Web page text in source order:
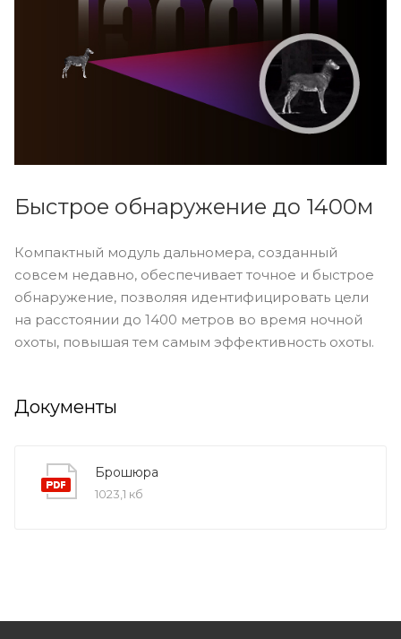
Быстрое обнаружение до 1400м
Компактный модуль дальномера, созданный
совсем недавно, обеспечивает точное и быстрое
обнаружение, позволяя идентифицировать цели
на расстоянии до 1400 метров во время ночной
охоты, повышая тем самым эффективность охоты.
Документы
Брошюра
1023,1 кб